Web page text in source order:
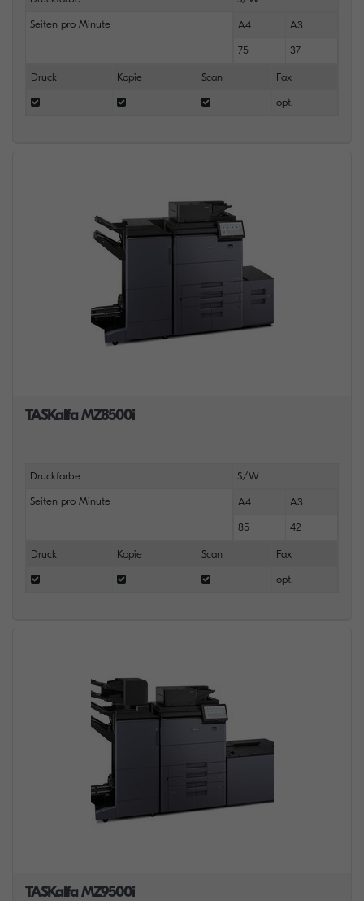
Seiten pro Minute A4 A3
75 37
Druck Kopie Scan Fax
opt.
TASKalfa MZ8500i
Druckfarbe S/W
Seiten pro Minute A4 A3
85 42
Druck Kopie Scan Fax
opt.
TASKalfa MZ9500i